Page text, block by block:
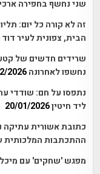
שני נחשף בחפירה
זה לא קורה כל יום:
הבית, צפונית לעיר דוד
שרידים חדשים של
נחשפו לאחרונה 2026
נתפסו על חם: שודדי
ליד חיטין20/01/2026
כתובת אשורית
ההתכתבות המלכותית
מפגש 'שחקים' עם מיכל